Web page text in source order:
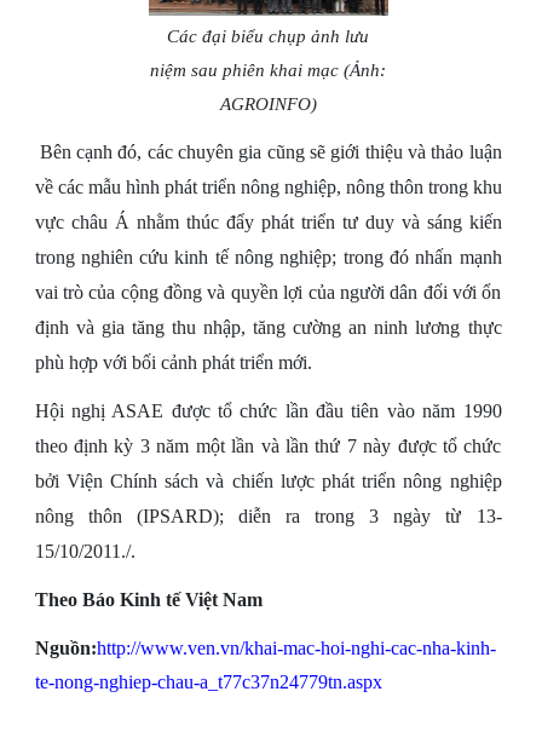
Các đại biểu chụp ảnh lưu
niệm sau phiên khai mạc (Ảnh:
AGROINFO)
Bên cạnh đó, các chuyên gia cũng sẽ giới thiệu và thảo luận
về các mẫu hình phát triển nông nghiệp, nông thôn trong khu
vực châu Á nhằm thúc đẩy phát triển tư duy và sáng kiến
trong nghiên cứu kinh tế nông nghiệp; trong đó nhấn mạnh
vai trò của cộng đồng và quyền lợi của người dân đối với ổn
định và gia tăng thu nhập, tăng cường an ninh lương thực
phù hợp với bối cảnh phát triển mới.
Hội nghị ASAE được tổ chức lần đầu tiên vào năm 1990
theo định kỳ 3 năm một lần và lần thứ 7 này được tổ chức
bởi Viện Chính sách và chiến lược phát triển nông nghiệp
nông thôn (IPSARD); diễn ra trong 3 ngày từ 13-
15/10/2011./.
Theo Báo Kinh tế Việt Nam
Nguồn:http://www.ven.vn/khai-mac-hoi-nghi-cac-nha-kinh-
te-nong-nghiep-chau-a_t77c37n24779tn.aspx